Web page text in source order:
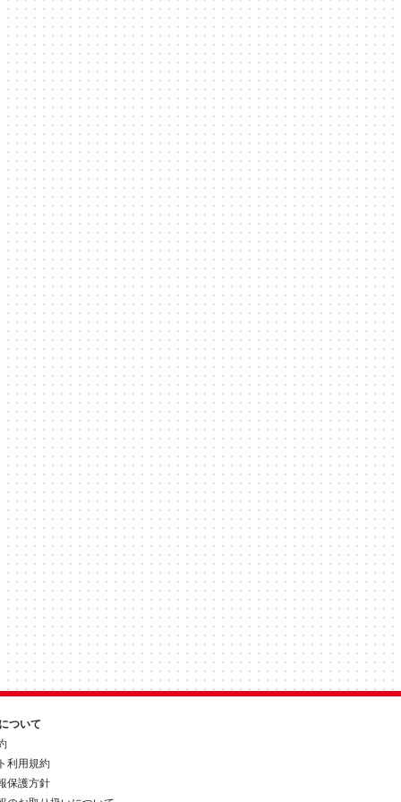
ついて
利用規約
保護方針